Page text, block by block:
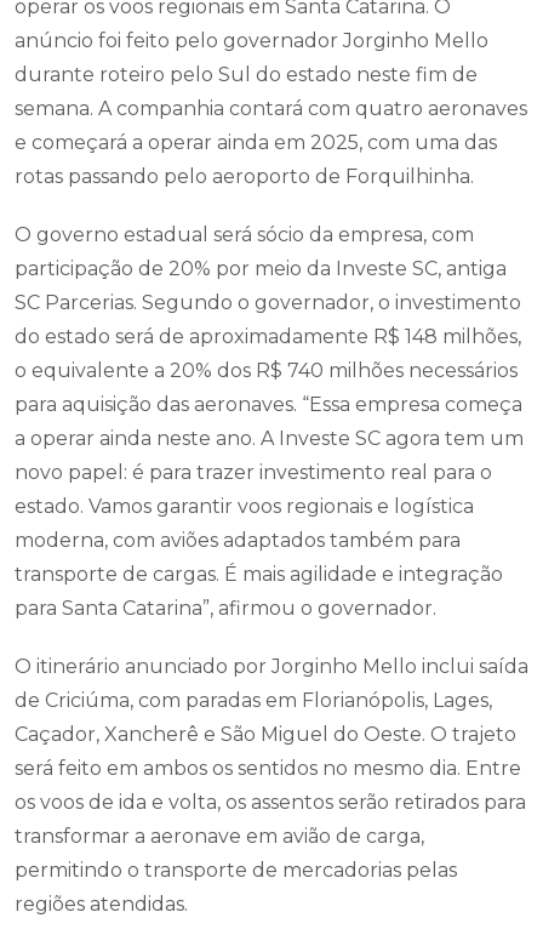
operar os voos regionais em Santa Catarina. O
anúncio foi feito pelo governador Jorginho Mello
durante roteiro pelo Sul do estado neste fim de
semana. A companhia contará com quatro aeronaves
e começará a operar ainda em 2025, com uma das
rotas passando pelo aeroporto de Forquilhinha.
O governo estadual será sócio da empresa, com
participação de 20% por meio da Investe SC, antiga
SC Parcerias. Segundo o governador, o investimento
do estado será de aproximadamente R$ 148 milhões,
o equivalente a 20% dos R$ 740 milhões necessários
para aquisição das aeronaves. “Essa empresa começa
a operar ainda neste ano. A Investe SC agora tem um
novo papel: é para trazer investimento real para o
estado. Vamos garantir voos regionais e logística
moderna, com aviões adaptados também para
transporte de cargas. É mais agilidade e integração
para Santa Catarina”, afirmou o governador.
O itinerário anunciado por Jorginho Mello inclui saída
de Criciúma, com paradas em Florianópolis, Lages,
Caçador, Xancherê e São Miguel do Oeste. O trajeto
será feito em ambos os sentidos no mesmo dia. Entre
os voos de ida e volta, os assentos serão retirados para
transformar a aeronave em avião de carga,
permitindo o transporte de mercadorias pelas
regiões atendidas.